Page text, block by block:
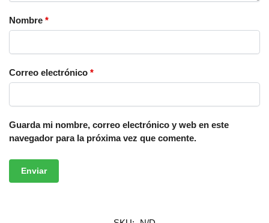
Nombre *
Correo electrónico *
Guarda mi nombre, correo electrónico y web en este
navegador para la próxima vez que comente.